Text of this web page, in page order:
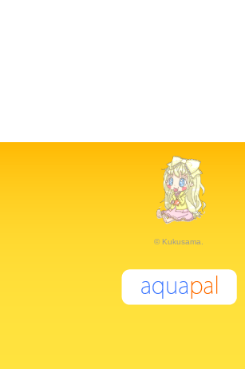
© Kukusama.